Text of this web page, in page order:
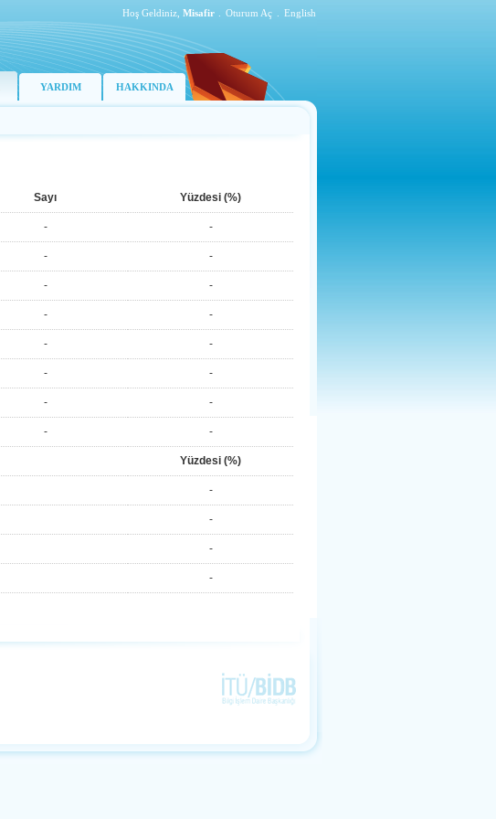
Hoş Geldiniz, Misafir Oturum Aç English
YARDIM HAKKINDA
Sayı Yüzdesi (%)
- -
- -
- -
- -
- -
- -
- -
- -
Yüzdesi (%)
-
-
-
-